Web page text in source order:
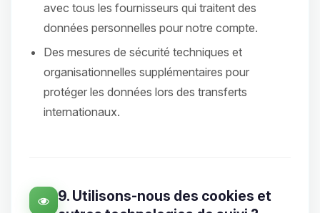
avec tous les fournisseurs qui traitent des
données personnelles pour notre compte.
Des mesures de sécurité techniques et
organisationnelles supplémentaires pour
protéger les données lors des transferts
internationaux.
9. Utilisons-nous des cookies et